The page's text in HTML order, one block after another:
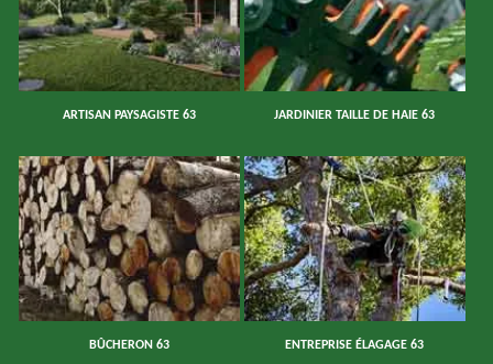
ARTISAN PAYSAGISTE 63 JARDINIER TAILLE DE HAIE 63
BÛCHERON 63 ENTREPRISE ÉLAGAGE 63